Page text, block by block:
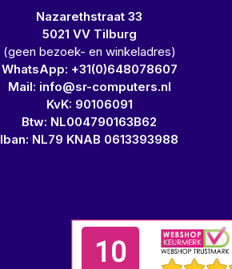
Nazarethstraat 33
5021 VV Tilburg
(geen bezoek- en winkeladres)
WhatsApp: +31(0)648078607
Mail: info@sr-computers.nl
KvK: 90106091
Btw: NL004790163B62
Iban: NL79 KNAB 0613393988